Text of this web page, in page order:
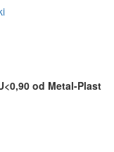
od Metal-Plast